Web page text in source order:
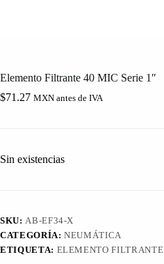
Elemento Filtrante 40 MIC Serie 1″
$71.27 MXN antes de IVA
Sin existencias
SKU: AB-EF34-X
CATEGORÍA:NEUMÁTICA
ETIQUETA: ELEMENTO FILTRANTE